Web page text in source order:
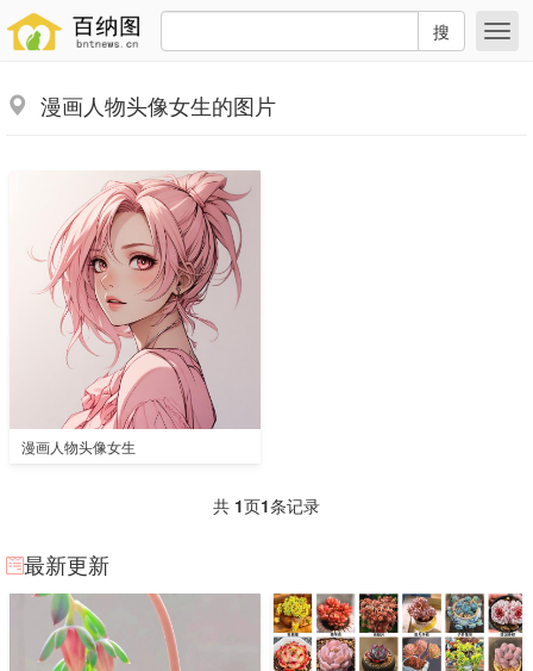
搜
漫画人物头像女生的图片
漫画人物头像女生
共 1页1条记录
最新更新